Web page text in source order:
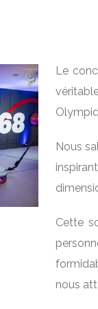
Le
Nous
Cette
nous